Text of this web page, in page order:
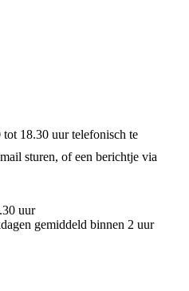
18.30 uur telefonisch te
sturen, of een berichtje via
uur
gemiddeld binnen 2 uur